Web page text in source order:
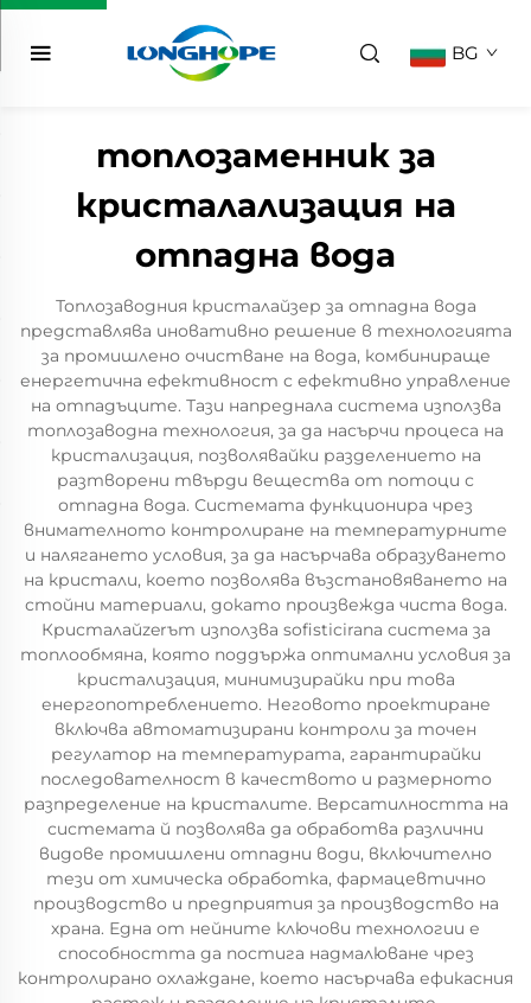
BG
топлозаменник за
кристалализация на
отпадна вода
Топлозаводния кристалайзер за отпадна вода
представлява иновативно решение в технологията
за промишлено очистване на вода, комбинираще
енергетична ефективност с ефективно управление
на отпадъците. Тази напреднала система използва
топлозаводна технология, за да насърчи процеса на
кристализация, позволявайки разделението на
разтворени твърди вещества от потоци с
отпадна вода. Системата функционира чрез
внимателното контролиране на температурните
и налягането условия, за да насърчава образуването
на кристали, което позволява възстановяването на
стойни материали, докато произвежда чиста вода.
Кристалайzerът използва sofisticirana система за
топлообмяна, която поддържа оптимални условия за
кристализация, минимизирайки при това
енергопотреблението. Неговото проектиране
включва автоматизирани контроли за точен
регулатор на температурата, гарантирайки
последователност в качеството и размерното
разпределение на кристалите. Версатилността на
системата й позволява да обработва различни
видове промишлени отпадни води, включително
тези от химическа обработка, фармацевтично
производство и предприятия за производство на
храна. Една от нейните ключови технологии е
способността да постига надмалюване чрез
контролирано охлаждане, което насърчава ефикасния